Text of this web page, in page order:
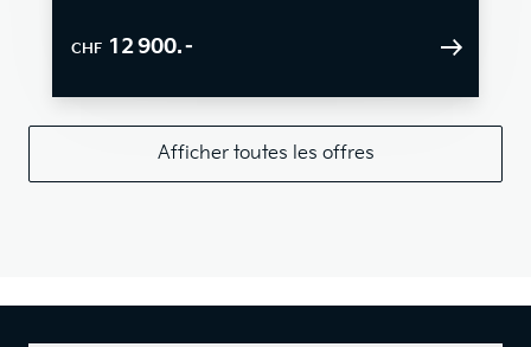
CHF 12 900.–
Afficher toutes les offres